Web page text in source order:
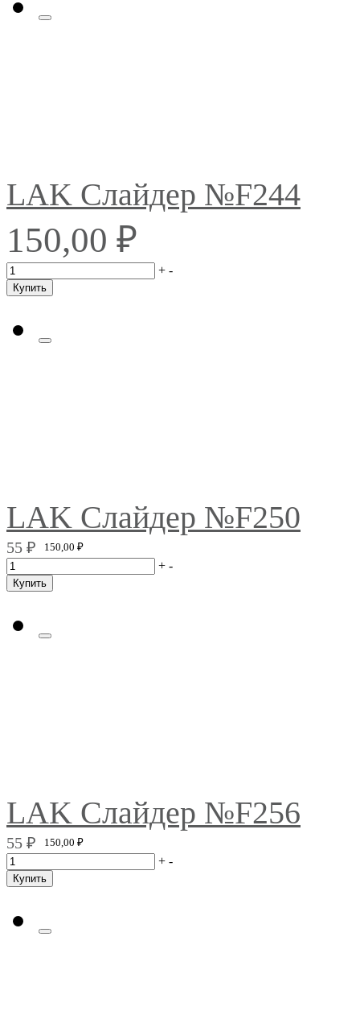
LAK Слайдер №F244
150,00 ₽
+ -
Купить
LAK Слайдер №F250
55 ₽ 150,00 ₽
+ -
Купить
LAK Слайдер №F256
55 ₽ 150,00 ₽
+ -
Купить